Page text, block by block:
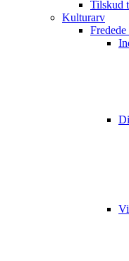
Tilskud
Kulturarv